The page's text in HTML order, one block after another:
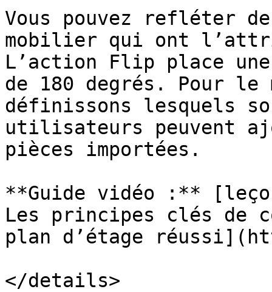
Vous pouvez refléter
mobilier qui ont
L’action Flip place
de 180 degrés. Pour
définissons lesquels
utilisateurs peuvent
pièces importées.
**Guide vidéo :**
Les principes clés de
plan d’étage
</details>